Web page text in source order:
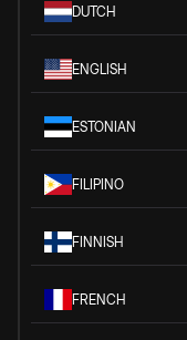
DUTCH
ENGLISH
ESTONIAN
FILIPINO
FINNISH
FRENCH